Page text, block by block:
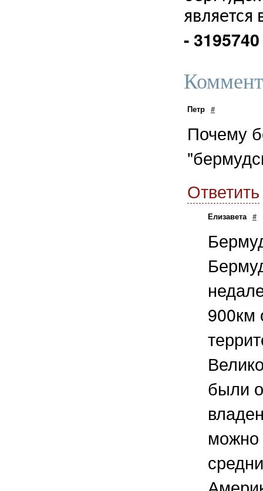
является
- 3195740
Петр #
Почему
Ответить
Елизавета #
900км
были
можно